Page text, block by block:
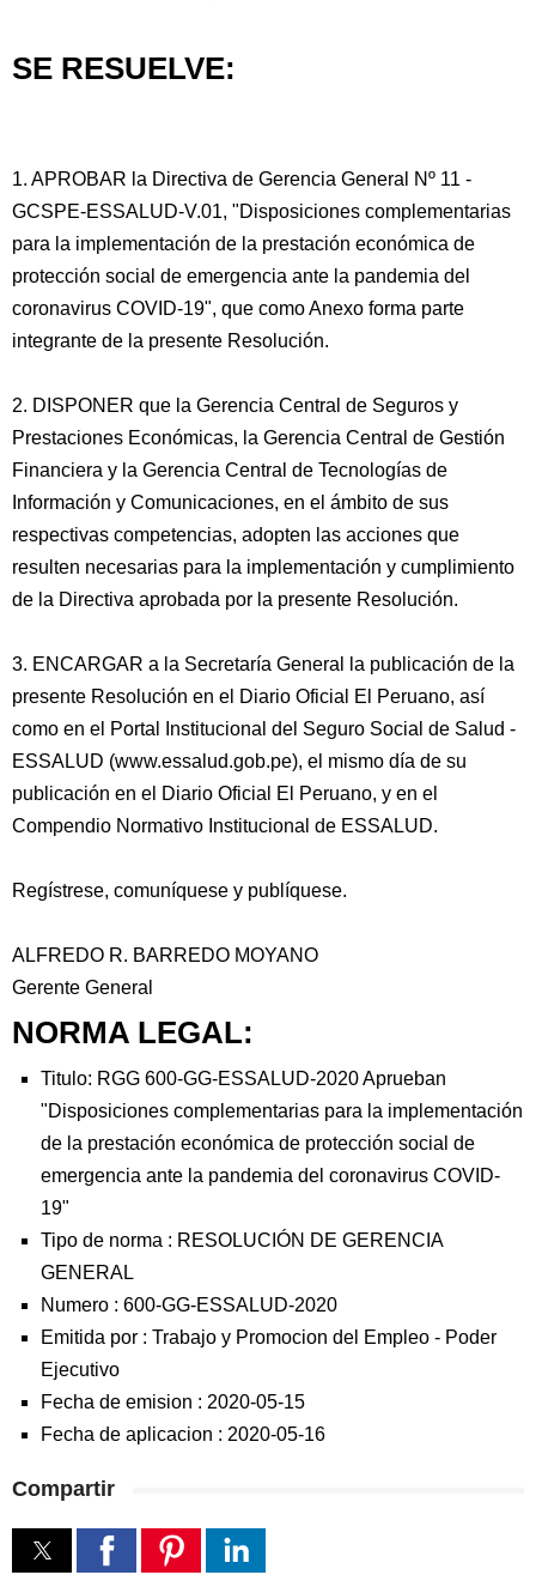
SE RESUELVE:
1. APROBAR la Directiva de Gerencia General Nº 11 -
GCSPE-ESSALUD-V.01, "Disposiciones complementarias
para la implementación de la prestación económica de
protección social de emergencia ante la pandemia del
coronavirus COVID-19", que como Anexo forma parte
integrante de la presente Resolución.
2. DISPONER que la Gerencia Central de Seguros y
Prestaciones Económicas, la Gerencia Central de Gestión
Financiera y la Gerencia Central de Tecnologías de
Información y Comunicaciones, en el ámbito de sus
respectivas competencias, adopten las acciones que
resulten necesarias para la implementación y cumplimiento
de la Directiva aprobada por la presente Resolución.
3. ENCARGAR a la Secretaría General la publicación de la
presente Resolución en el Diario Oficial El Peruano, así
como en el Portal Institucional del Seguro Social de Salud -
ESSALUD (www.essalud.gob.pe), el mismo día de su
publicación en el Diario Oficial El Peruano, y en el
Compendio Normativo Institucional de ESSALUD.
Regístrese, comuníquese y publíquese.
ALFREDO R. BARREDO MOYANO
Gerente General
NORMA LEGAL:
Titulo: RGG 600-GG-ESSALUD-2020 Aprueban
"Disposiciones complementarias para la implementación
de la prestación económica de protección social de
emergencia ante la pandemia del coronavirus COVID-
19"
Tipo de norma : RESOLUCIÓN DE GERENCIA
GENERAL
Numero : 600-GG-ESSALUD-2020
Emitida por : Trabajo y Promocion del Empleo - Poder
Ejecutivo
Fecha de emision : 2020-05-15
Fecha de aplicacion : 2020-05-16
Compartir